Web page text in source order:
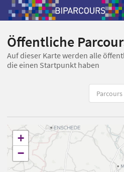
Öffentliche
Auf dieser Karte werden alle
die einen Startpunkt haben
+
−